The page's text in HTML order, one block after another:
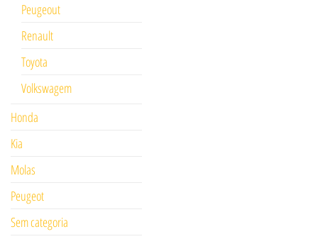
Peugeout
Renault
Toyota
Volkswagem
Honda
Kia
Molas
Peugeot
Sem categoria